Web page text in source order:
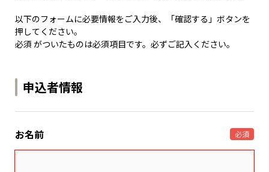
以下のフォームに必要情報をご入力後、「確認する」ボタンを
押してください。
必須 がついたものは必須項目です。必ずご記入ください。
申込者情報
お名前 必須